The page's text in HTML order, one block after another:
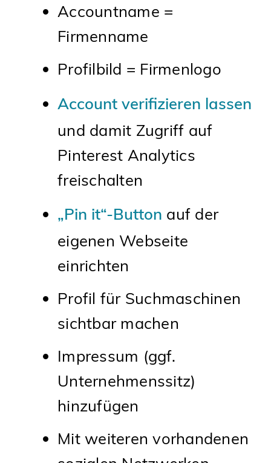
Accountname =
Firmenname
Profilbild = Firmenlogo
Account verifizieren lassen
und damit Zugriff auf
Pinterest Analytics
freischalten
„Pin it“-Button auf der
eigenen Webseite
einrichten
Profil für Suchmaschinen
sichtbar machen
Impressum (ggf.
Unternehmenssitz)
hinzufügen
Mit weiteren vorhandenen